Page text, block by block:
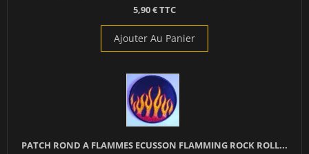
5,90 € TTC
Ajouter Au Panier
PATCH ROND A FLAMMES ECUSSON FLAMMING ROCK ROLL...